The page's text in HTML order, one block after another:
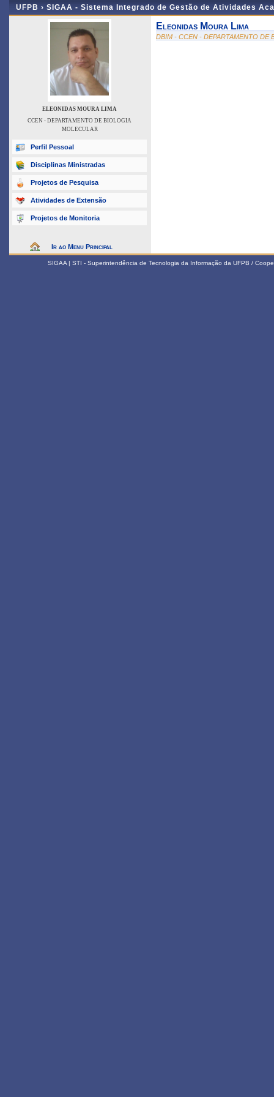
UFPB › SIGAA - Sistema Integrado de Gestão de Atividades
ELEONIDAS MOURA LIMA
CCEN - DEPARTAMENTO DE BIOLOGIA
MOLECULAR
Perfil Pessoal
Disciplinas Ministradas
Projetos de Pesquisa
Atividades de Extensão
Projetos de Monitoria
Ir ao Menu Principal
Eleonidas Moura Lima
DBIM - CCEN - DEPARTAMENTO DE
SIGAA | STI - Superintendência de Tecnologia da Informação da UFPB /